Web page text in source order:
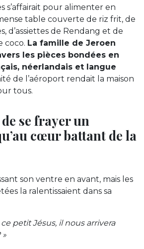
s’affairait pour alimenter en
table couverte de riz frit, de
d’assiettes de Rendang et de
coco. La famille de Jeroen
les pièces bondées en
néerlandais et langue
de l’aéroport rendait la maison
tous.
se frayer un
cœur battant de la
son ventre en avant, mais les
la ralentissaient dans sa
petit Jésus, il nous arrivera
»